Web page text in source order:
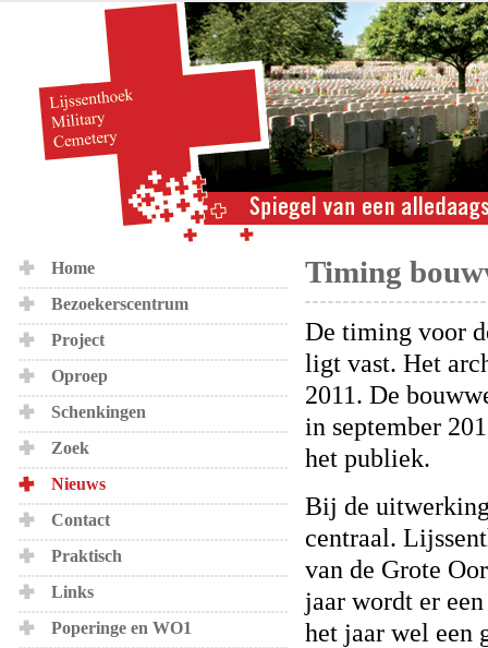
Home
Bezoekerscentrum
Project
Oproep
Schenkingen
Zoek
Nieuws
Contact
Praktisch
Links
Poperinge en WO1
Timing
De timing voor
ligt vast. Het
2011. De
in september
het publiek.
Bij de
centraal.
van de Grote
jaar wordt er
het jaar wel een